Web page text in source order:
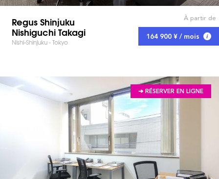
Regus Shinjuku
Nishiguchi Takagi
Nishi-Shinjuku - Tokyo
À partir de
164 900 ¥ / mois
➔ RÉSERVER EN LIGNE